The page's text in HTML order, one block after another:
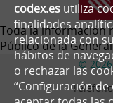
Toda la información
Público de la
©
codex.es utiliza
finalidades
relacionada con
hábitos de
o rechazar las
“Configuración de